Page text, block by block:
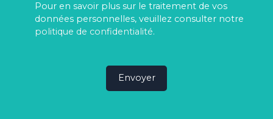
Pour en savoir plus sur le traitement de vos
données personnelles, veuillez consulter notre
politique de confidentialité.
Envoyer